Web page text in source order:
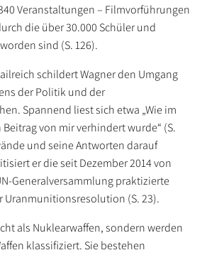
Veranstaltungen – Filmvorführungen
die über 30.000 Schüler und
sind (S. 126).
schildert Wagner den Umgang
der Politik und der
Spannend liest sich etwa „Wie im
von mir verhindert wurde“ (S.
und seine Antworten darauf
er die seit Dezember 2014 von
Generalversammlung praktizierte
Uranmunitionsresolution (S. 23).
als Nuklearwaffen, sondern werden
klassifiziert. Sie bestehen